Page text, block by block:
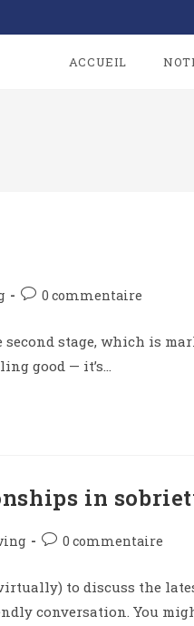
ACCUEIL
0 commentaire
stage, which is
good — it’s…
in
0 commentaire
to discuss the
conversation. You